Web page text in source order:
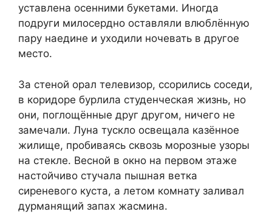
уставлена осенними букетами. Иногда
подруги милосердно оставляли влюблённую
пару наедине и уходили ночевать в другое
место.
За стеной орал телевизор, ссорились соседи,
в коридоре бурлила студенческая жизнь, но
они, поглощённые друг другом, ничего не
замечали. Луна тускло освещала казённое
жилище, пробиваясь сквозь морозные узоры
на стекле. Весной в окно на первом этаже
настойчиво стучала пышная ветка
сиреневого куста, а летом комнату заливал
дурманящий запах жасмина.